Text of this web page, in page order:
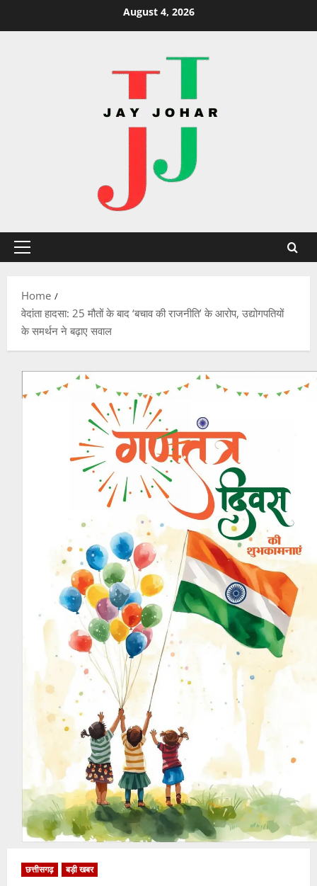
to
August 4, 2026
Primary
Home
वेदांता हादसा: 25 मौतों के बाद ‘बचाव की राजनीति’ के आरोप, उद्योगपतियों
के समर्थन ने बढ़ाए सवाल
छत्तीसगढ़ बड़ी खबर